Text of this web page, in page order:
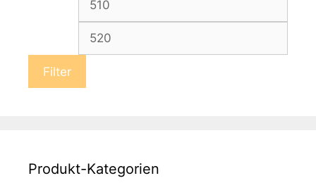
Preis
Filter
Produkt-Kategorien